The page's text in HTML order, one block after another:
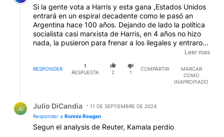
Si la gente vota a Harris y esta gana ,Estados Unidos
entrará en un espiral decadente como le pasó an
Argentina hace 100 años. Dejando de lado la política
socialista casi marxista de Harris, en 4 años no hizo
nada, la pusieron para frenar a los ilegales y entraron
casi 6 millones, pero el gran cuestionamiento es
porque no se investigó a fondo el intento de
asesinato, así como ABC es complaciente con los
demócratas ,los medios son todos cómplices de este
Leer mas
RESPONDER
1
RESPUESTA
2 1
COMPARTIR
MARCAR
COMO
INAPROPIADO
JD Julio DiCandia
11 DE SEPTIEMBRE DE 2024
Responder a Ronnie Reagan
Segun el analysis de Reuter, Kamala perdio